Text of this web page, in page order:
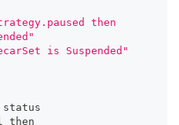
then
is Suspended"
status
then